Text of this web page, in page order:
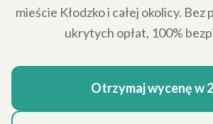
mieście Kłodzko i całej okolicy. Bez
ukrytych opłat, 100%
Otrzymaj wycenę w